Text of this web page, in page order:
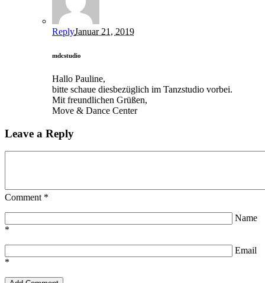
ReplyJanuar 21, 2019
mdcstudio
Hallo Pauline,
bitte schaue diesbezüglich im Tanzstudio vorbei.
Mit freundlichen Grüßen,
Move & Dance Center
Leave a Reply
Comment *
Name
*
Email
*